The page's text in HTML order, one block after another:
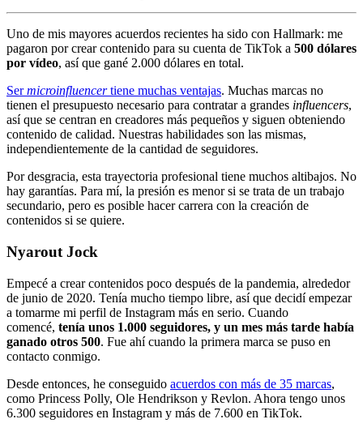
Uno de mis mayores acuerdos recientes ha sido con Hallmark: me
pagaron por crear contenido para su cuenta de TikTok a 500 dólares
por vídeo, así que gané 2.000 dólares en total.
Sermicroinfluencertiene muchas ventajas. Muchas marcas no
tienen el presupuesto necesario para contratar a grandes influencers,
así que se centran en creadores más pequeños y siguen obteniendo
contenido de calidad. Nuestras habilidades son las mismas,
independientemente de la cantidad de seguidores.
Por desgracia, esta trayectoria profesional tiene muchos altibajos. No
hay garantías. Para mí, la presión es menor si se trata de un trabajo
secundario, pero es posible hacer carrera con la creación de
contenidos si se quiere.
Nyarout Jock
Empecé a crear contenidos poco después de la pandemia, alrededor
de junio de 2020. Tenía mucho tiempo libre, así que decidí empezar
a tomarme mi perfil de Instagram más en serio. Cuando
comencé, tenía unos 1.000 seguidores, y un mes más tarde había
ganado otros 500. Fue ahí cuando la primera marca se puso en
contacto conmigo.
Desde entonces, he conseguido acuerdos con más de 35 marcas,
como Princess Polly, Ole Hendrikson y Revlon. Ahora tengo unos
6.300 seguidores en Instagram y más de 7.600 en TikTok.